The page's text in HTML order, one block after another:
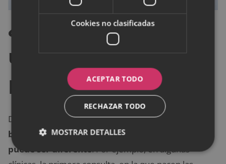
¿Cuál es el precio de
una bichectomía en
España?
Dependiendo de la clínica en la que se desarrolle
bichectomía, el precio en España de esta técnica
puede ser diferente. Por ejemplo, en algunas
Cookies no clasificadas
ACEPTAR TODO
RECHAZAR TODO
MOSTRAR DETALLES